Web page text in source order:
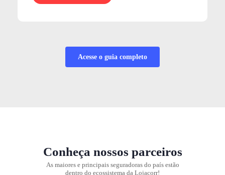
Acesse o guia completo
Conheça nossos parceiros
As maiores e principais seguradoras do país estão
dentro do ecossistema da Lojacorr!